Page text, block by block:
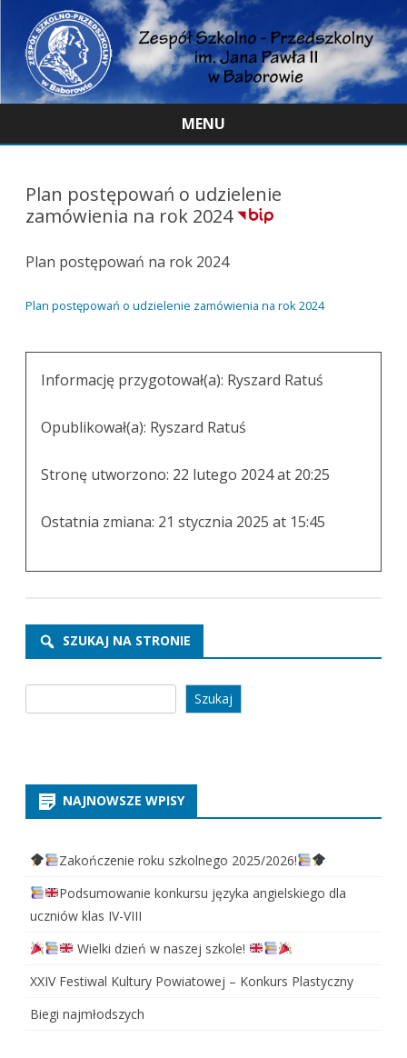
MENU
Plan postępowań o udzielenie
zamówienia na rok 2024
Plan postępowań na rok 2024
Plan postępowań o udzielenie zamówienia na rok 2024
Informację przygotował(a): Ryszard Ratuś
Opublikował(a): Ryszard Ratuś
Stronę utworzono: 22 lutego 2024 at 20:25
Ostatnia zmiana: 21 stycznia 2025 at 15:45
SZUKAJ NA STRONIE
Szukaj
NAJNOWSZE WPISY
Zakończenie roku szkolnego 2025/2026!
Podsumowanie konkursu języka angielskiego dla
uczniów klas IV-VIII
Wielki dzień w naszej szkole!
XXIV Festiwal Kultury Powiatowej – Konkurs Plastyczny
Biegi najmłodszych